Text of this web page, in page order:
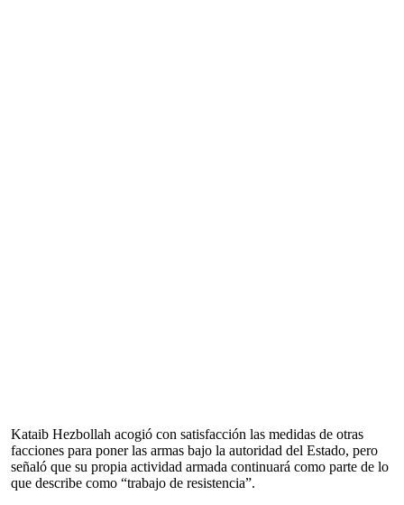
Kataib Hezbollah acogió con satisfacción las medidas de otras
facciones para poner las armas bajo la autoridad del Estado, pero
señaló que su propia actividad armada continuará como parte de lo
que describe como “trabajo de resistencia”.